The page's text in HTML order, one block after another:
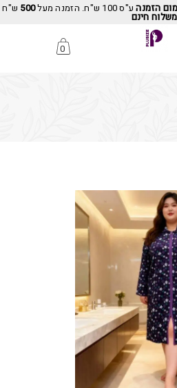
הזמנהע"ס 100 ש"ח. הזמנה מעל 500 ש"ח
משלוח חינם
0